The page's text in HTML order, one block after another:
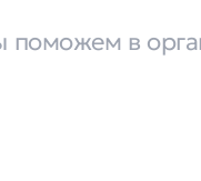
поможем в